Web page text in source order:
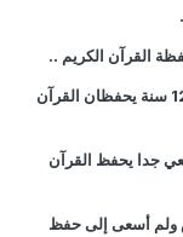
القرآن الكريم ..
أول شئ هزني يومها أخوين كفيفين لم يتعدا عمرهما 12 سنة يحفظان القرآن
جدا يحفظ القرآن
ولم أسعى إلى حفظ